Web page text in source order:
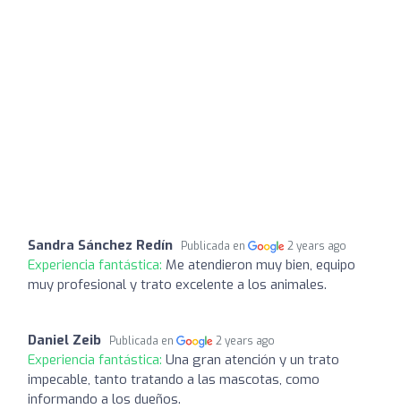
Sandra Sánchez Redín Publicada en 2 years ago
Experiencia fantástica: Me atendieron muy bien, equipo
muy profesional y trato excelente a los animales.
Daniel Zeib Publicada en 2 years ago
Experiencia fantástica: Una gran atención y un trato
impecable, tanto tratando a las mascotas, como
informando a los dueños.